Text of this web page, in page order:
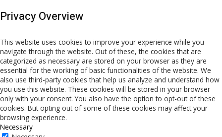
Privacy Overview
This website uses cookies to improve your experience while you
navigate through the website. Out of these, the cookies that are
categorized as necessary are stored on your browser as they are
essential for the working of basic functionalities of the website. We
also use third-party cookies that help us analyze and understand how
you use this website. These cookies will be stored in your browser
only with your consent. You also have the option to opt-out of these
cookies. But opting out of some of these cookies may affect your
browsing experience.
Necessary